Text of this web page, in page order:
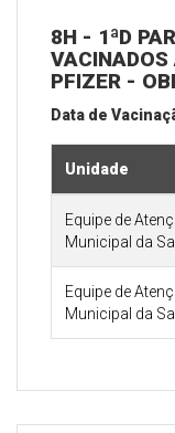
8H - 1ªD
PFIZER -
Data de
Unidade
Equipe de
Municipal da
Equipe de
Municipal da